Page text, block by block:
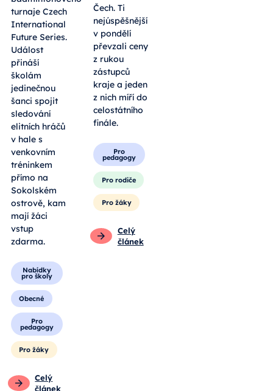
turnaje Czech
International
Future Series.
Událost
přináší
školám
jedinečnou
šanci spojit
sledování
elitních hráčů
v hale s
venkovním
tréninkem
přímo na
Sokolském
ostrově, kam
mají žáci
vstup
zdarma.
Nabídky
pro školy
Obecné
Pro
pedagogy
Pro žáky
Celý
článek
Čech. Ti
nejúspěšnější
v pondělí
převzali ceny
z rukou
zástupců
kraje a jeden
z nich míří do
celostátního
finále.
Pro
pedagogy
Pro rodiče
Pro žáky
Celý
článek